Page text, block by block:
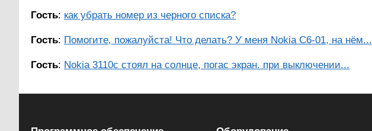
Гость: как убрать номер из черного списка?
Гость: Помогите, пожалуйста! Что делать? У меня Nokia C6-01, на нём...
Гость: Nokia 3110c стоял на солнце, погас экран. при выключении...